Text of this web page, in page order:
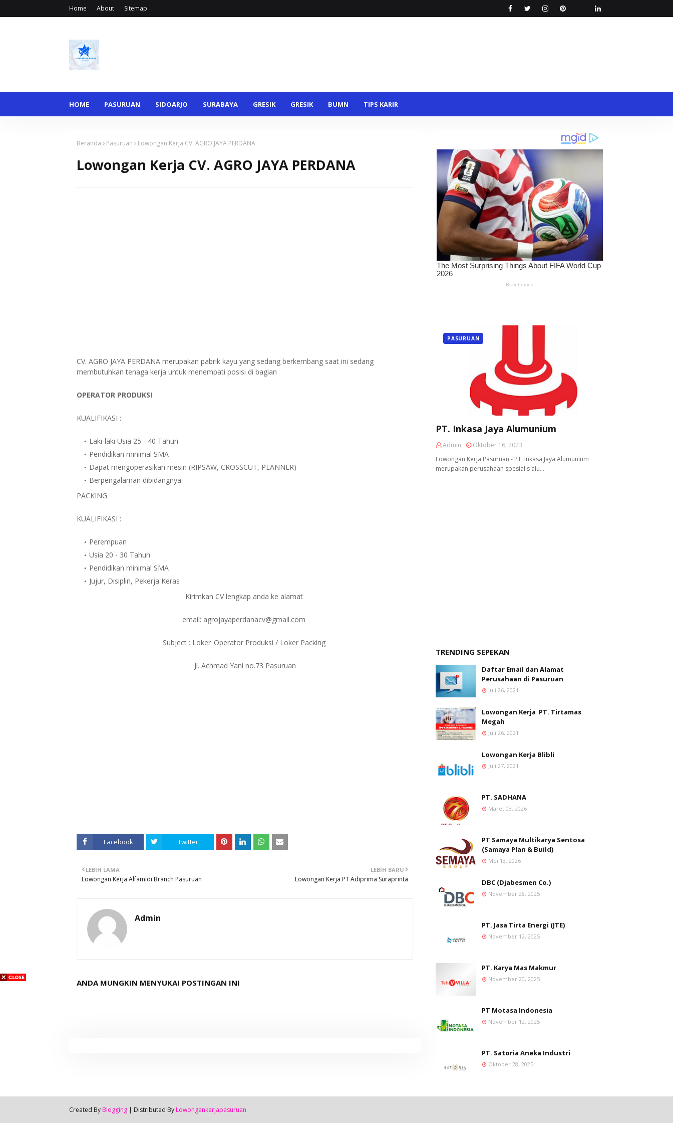
Home About Sitemap
HOME PASURUAN SIDOARJO SURABAYA GRESIK GRESIK BUMN TIPS KARIR
Beranda Pasuruan Lowongan Kerja CV. AGRO JAYA PERDANA
Lowongan Kerja CV. AGRO JAYA PERDANA
CV. AGRO JAYA PERDANA merupakan pabrik kayu yang sedang berkembang saat ini sedang
membutuhkan tenaga kerja untuk menempati posisi di bagian
OPERATOR PRODUKSI
KUALIFIKASI :
Laki-laki Usia 25 - 40 Tahun
Pendidikan minimal SMA
Dapat mengoperasikan mesin (RIPSAW, CROSSCUT, PLANNER)
Berpengalaman dibidangnya
PACKING
KUALIFIKASI :
Perempuan
Usia 20 - 30 Tahun
Pendidikan minimal SMA
Jujur, Disiplin, Pekerja Keras
Kirimkan CV lengkap anda ke alamat
email: agrojayaperdanacv@gmail.com
Subject : Loker_Operator Produksi / Loker Packing
Jl. Achmad Yani no.73 Pasuruan
Facebook Twitter
LEBIH BARU
Lowongan Kerja PT Adiprima Suraprinta
LEBIH LAMA
Lowongan Kerja Alfamidi Branch Pasuruan
Admin
ANDA MUNGKIN MENYUKAI POSTINGAN INI
PASURUAN
PT. Inkasa Jaya Alumunium
Admin
Oktober 16, 2023
Lowongan Kerja Pasuruan - PT. Inkasa Jaya Alumunium
merupakan perusahaan spesialis alu…
TRENDING SEPEKAN
Daftar Email dan Alamat
Perusahaan di Pasuruan
Juli 26, 2021
Lowongan Kerja PT. Tirtamas
Megah
Juli 26, 2021
Lowongan Kerja Blibli
Juli 27, 2021
PT. SADHANA
Maret 03, 2026
PT Samaya Multikarya Sentosa
(Samaya Plan & Build)
Mei 13, 2026
DBC (Djabesmen Co.)
November 28, 2025
PT. Jasa Tirta Energi (JTE)
November 12, 2025
PT. Karya Mas Makmur
November 20, 2025
PT Motasa Indonesia
November 12, 2025
PT. Satoria Aneka Industri
Oktober 28, 2025
Created By Blogging | Distributed By Lowongankerjapasuruan